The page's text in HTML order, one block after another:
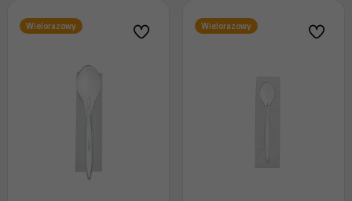
Wielorazowy Wielorazowy